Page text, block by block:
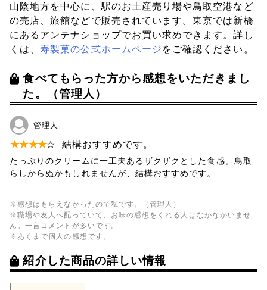
山陰地方を中心に、駅のお土産売り場や鳥取空港など
の売店、旅館などで販売されています。東京では新橋
にあるアンテナショップでお買い求めできます。詳し
くは、寿製菓の公式ホームページ をご確認ください。
食べてもらった方から感想をいただきまし
た。（管理人）
管理人
★★★★☆ 結構おすすめです。
たっぷりのクリームに一工夫あるザクザクとした食感。鳥取
らしからぬかもしれませんが、結構おすすめです。
※感想はもらえなかったので私です。（管理人）
※職場や友人へ配っていて、お味の感想をくれる人はなかなかいませ
ん。一言コメントが多いです。
※あくまで個人の感想です。
紹介した商品の詳しい情報